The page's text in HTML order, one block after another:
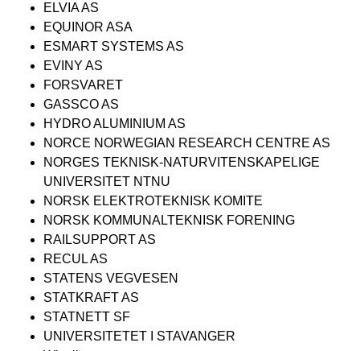
ELVIA AS
EQUINOR ASA
ESMART SYSTEMS AS
EVINY AS
FORSVARET
GASSCO AS
HYDRO ALUMINIUM AS
NORCE NORWEGIAN RESEARCH CENTRE AS
NORGES TEKNISK-NATURVITENSKAPELIGE
UNIVERSITET NTNU
NORSK ELEKTROTEKNISK KOMITE
NORSK KOMMUNALTEKNISK FORENING
RAILSUPPORT AS
RECUL AS
STATENS VEGVESEN
STATKRAFT AS
STATNETT SF
UNIVERSITETET I STAVANGER